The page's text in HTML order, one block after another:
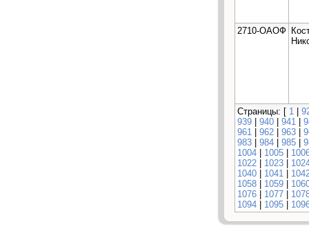
2710-ОАОФ
Страницы: [ 1 |
939 | 940 | 941 |
961 | 962 | 963 |
983 | 984 | 985 |
1004 | 1005 |
1022 | 1023 |
1040 | 1041 |
1058 | 1059 |
1076 | 1077 |
1094 | 1095 |